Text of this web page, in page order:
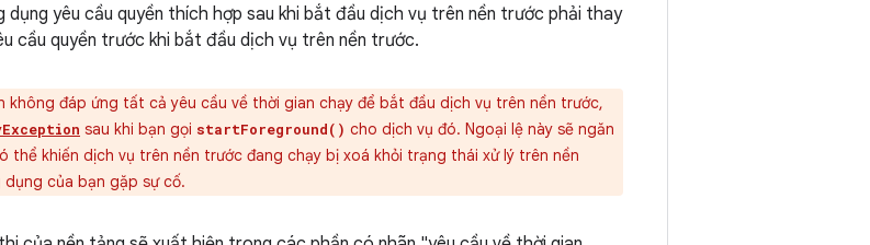
dụng yêu cầu quyền thích hợp sau khi bắt đầu dịch vụ trên nền trước phải thay
cầu quyền trước khi bắt đầu dịch vụ trên nền trước.
không đáp ứng tất cả yêu cầu về thời gian chạy để bắt đầu dịch vụ trên nền trước,
sau khi bạn gọi startForeground() cho dịch vụ đó. Ngoại lệ này sẽ ngăn
thể khiến dịch vụ trên nền trước đang chạy bị xoá khỏi trạng thái xử lý trên nền
của bạn gặp sự cố.